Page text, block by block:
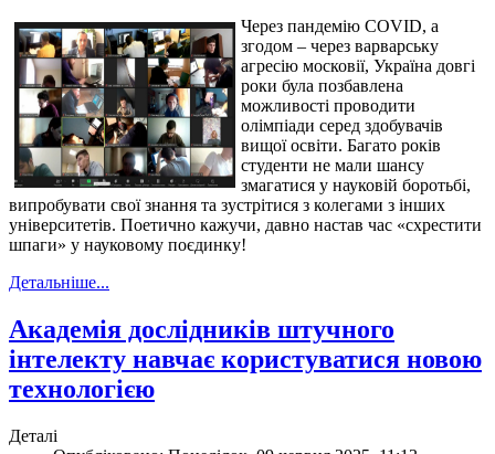
Через пандемію COVID, а
згодом – через варварську
агресію московії, Україна довгі
роки була позбавлена
можливості проводити
олімпіади серед здобувачів
вищої освіти. Багато років
студенти не мали шансу
змагатися у науковій боротьбі,
випробувати свої знання та зустрітися з колегами з інших
університетів. Поетично кажучи, давно настав час «схрестити
шпаги» у науковому поєдинку!
Детальніше...
Академія дослідників штучного
інтелекту навчає користуватися новою
технологією
Деталі